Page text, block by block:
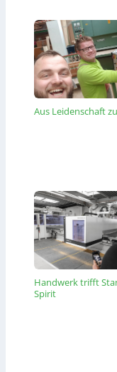
Aus Leidenschaft
Handwerk trifft
Spirit